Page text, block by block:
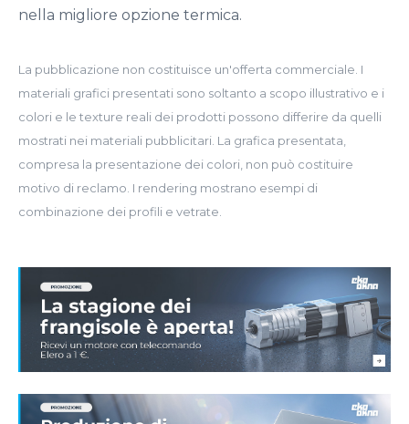
nella migliore opzione termica.
La pubblicazione non costituisce un'offerta commerciale. I
materiali grafici presentati sono soltanto a scopo illustrativo e i
colori e le texture reali dei prodotti possono differire da quelli
mostrati nei materiali pubblicitari. La grafica presentata,
compresa la presentazione dei colori, non può costituire
motivo di reclamo. I rendering mostrano esempi di
combinazione dei profili e vetrate.